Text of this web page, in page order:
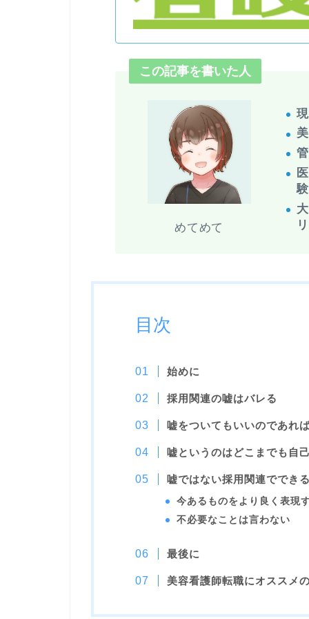
この記事を書いた人
めてめて
験
目次
始めに
採用関連の嘘はバレる
嘘をついてもいいのであれ
嘘というのはどこまでも自
嘘ではない採用関連ででき
今あるものをより良く表現
不必要なことは言わない
最後に
美容看護師転職にオススメ